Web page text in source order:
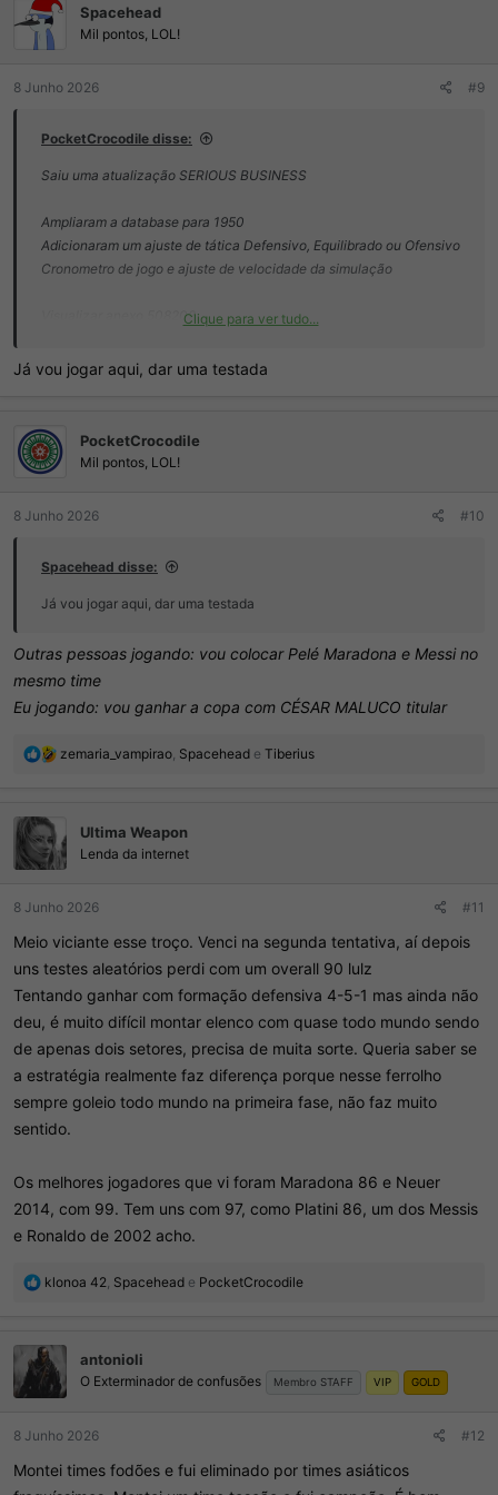
õ
e
s
Spacehead
Mil pontos, LOL!
8 Junho 2026 #9
PocketCrocodile disse:
Saiu uma atualização SERIOUS BUSINESS
Ampliaram a database para 1950
Adicionaram um ajuste de tática Defensivo, Equilibrado ou Ofensivo
Cronometro de jogo e ajuste de velocidade da simulação
Visualizar anexo 508202
Visualizar anexo 508203
Clique para ver tudo...
Já vou jogar aqui, dar uma testada
PocketCrocodile
Mil pontos, LOL!
8 Junho 2026 #10
Spacehead disse:
Já vou jogar aqui, dar uma testada
Outras pessoas jogando: vou colocar Pelé Maradona e Messi no
mesmo time
Eu jogando: vou ganhar a copa com CÉSAR MALUCO titular
R
õ
e
s
zemaria_vampirao, Spacehead e Tiberius
Ultima Weapon
Lenda da internet
8 Junho 2026 #11
Meio viciante esse troço. Venci na segunda tentativa, aí depois
uns testes aleatórios perdi com um overall 90 lulz
Tentando ganhar com formação defensiva 4-5-1 mas ainda não
deu, é muito difícil montar elenco com quase todo mundo sendo
de apenas dois setores, precisa de muita sorte. Queria saber se
a estratégia realmente faz diferença porque nesse ferrolho
sempre goleio todo mundo na primeira fase, não faz muito
sentido.
Os melhores jogadores que vi foram Maradona 86 e Neuer
2014, com 99. Tem uns com 97, como Platini 86, um dos Messis
e Ronaldo de 2002 acho.
R
ç
õ
s
klonoa 42, Spacehead e PocketCrocodile
antonioli
O Exterminador de confusões Membro STAFF VIP GOLD
8 Junho 2026 #12
Montei times fodões e fui eliminado por times asiáticos